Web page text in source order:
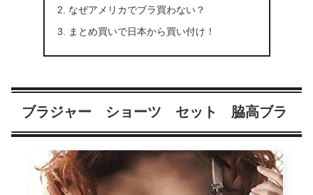
なぜアメリカでブラ買わない？
まとめ買いで日本から買い付け！
ブラジャー ショーツ セット 脇高ブラ